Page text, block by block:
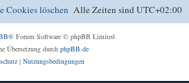
Alle Zeiten sindUTC+02:00
Cookies löschen
® Forum Software © phpBB Limited
Übersetzung durch phpBB.de
| Nutzungsbedingungen